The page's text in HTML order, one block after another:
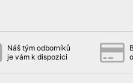
Náš tým odborníků
je vám k dispozici